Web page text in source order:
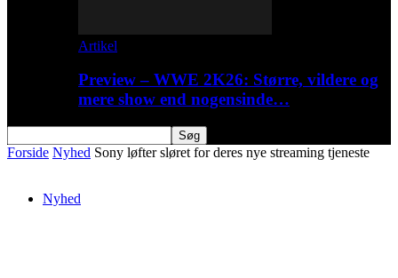
Artikel
Preview – WWE 2K26: Større, vildere og
mere show end nogensinde…
Forside Nyhed Sony løfter sløret for deres nye streaming tjeneste
Nyhed